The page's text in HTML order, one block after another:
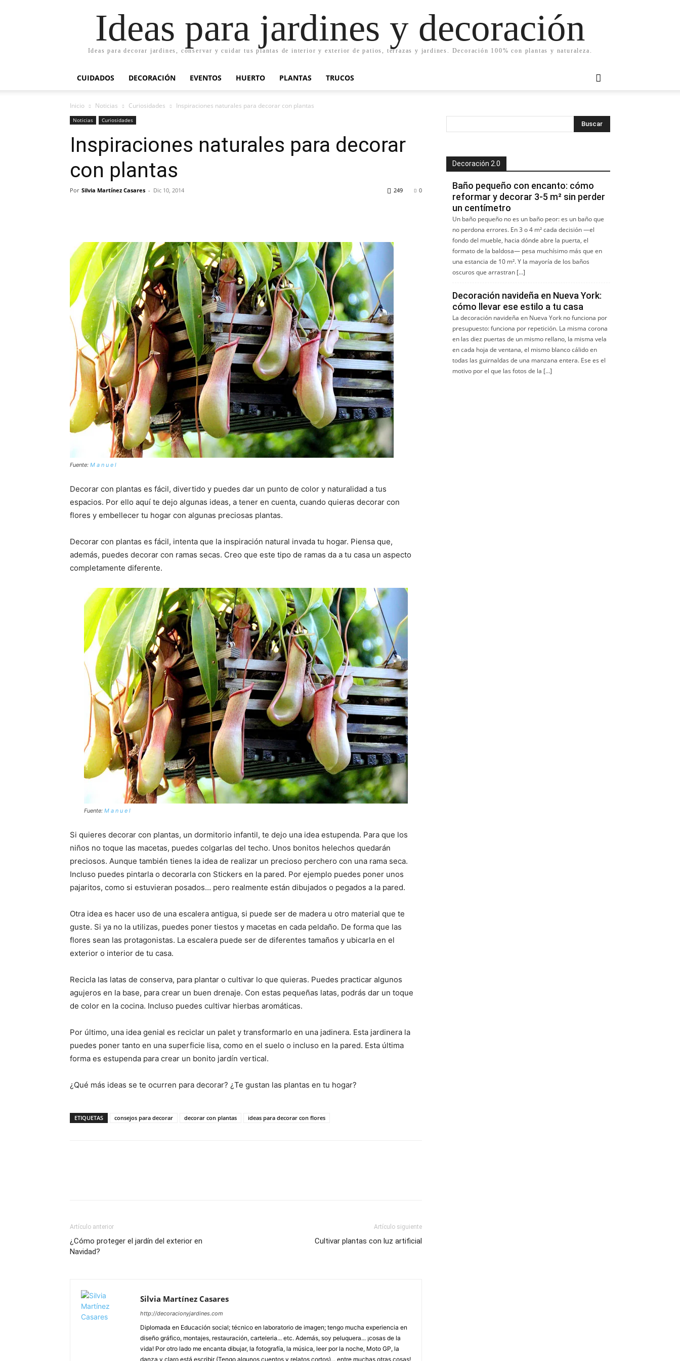
Ideas para jardines y decoración
Ideas para decorar jardines, conservar y cuidar tus plantas de interior y exterior de patios, terrazas y jardines. Decoración 100% con plantas y naturaleza.
CUIDADOS DECORACIÓN EVENTOS HUERTO PLANTAS TRUCOS
Inicio Noticias Curiosidades Inspiraciones naturales para decorar con plantas
Noticias Curiosidades
Inspiraciones naturales para decorar
con plantas
Por Silvia Martínez Casares - Dic 10, 2014 0
249
Fuente: M a n u e l
Decorar con plantas es fácil, divertido y puedes dar un punto de color y naturalidad a tus
espacios. Por ello aquí te dejo algunas ideas, a tener en cuenta, cuando quieras decorar con
flores y embellecer tu hogar con algunas preciosas plantas.
Decorar con plantas es fácil, intenta que la inspiración natural invada tu hogar. Piensa que,
además, puedes decorar con ramas secas. Creo que este tipo de ramas da a tu casa un aspecto
completamente diferente.
Fuente: M a n u e l
Si quieres decorar con plantas, un dormitorio infantil, te dejo una idea estupenda. Para que los
niños no toque las macetas, puedes colgarlas del techo. Unos bonitos helechos quedarán
preciosos. Aunque también tienes la idea de realizar un precioso perchero con una rama seca.
Incluso puedes pintarla o decorarla con Stickers en la pared. Por ejemplo puedes poner unos
pajaritos, como si estuvieran posados… pero realmente están dibujados o pegados a la pared.
Otra idea es hacer uso de una escalera antigua, si puede ser de madera u otro material que te
guste. Si ya no la utilizas, puedes poner tiestos y macetas en cada peldaño. De forma que las
flores sean las protagonistas. La escalera puede ser de diferentes tamaños y ubicarla en el
exterior o interior de tu casa.
Recicla las latas de conserva, para plantar o cultivar lo que quieras. Puedes practicar algunos
agujeros en la base, para crear un buen drenaje. Con estas pequeñas latas, podrás dar un toque
de color en la cocina. Incluso puedes cultivar hierbas aromáticas.
Por último, una idea genial es reciclar un palet y transformarlo en una jadinera. Esta jardinera la
puedes poner tanto en una superficie lisa, como en el suelo o incluso en la pared. Esta última
forma es estupenda para crear un bonito jardín vertical.
¿Qué más ideas se te ocurren para decorar? ¿Te gustan las plantas en tu hogar?
ETIQUETAS consejos para decorar decorar con plantas ideas para decorar con flores
Artículo anterior
¿Cómo proteger el jardín del exterior en
Navidad?
Artículo siguiente
Cultivar plantas con luz artificial
Silvia Martínez Casares
http://decoracionyjardines.com
Diplomada en Educación social; técnico en laboratorio de imagen; tengo mucha experiencia en
diseño gráfico, montajes, restauración, carteleria... etc. Además, soy peluquera... ¡cosas de la
vida! Por otro lado me encanta dibujar, la fotografía, la música, leer por la noche, Moto GP, la
danza y claro está escribir (Tengo algunos cuentos y relatos cortos)... entre muchas otras cosas!
Decoración 2.0
Baño pequeño con encanto: cómo
reformar y decorar 3-5 m² sin perder
un centímetro
Un baño pequeño no es un baño peor: es un baño que
no perdona errores. En 3 o 4 m² cada decisión —el
fondo del mueble, hacia dónde abre la puerta, el
formato de la baldosa— pesa muchísimo más que en
una estancia de 10 m². Y la mayoría de los baños
oscuros que arrastran […]
Decoración navideña en Nueva York:
cómo llevar ese estilo a tu casa
La decoración navideña en Nueva York no funciona por
presupuesto: funciona por repetición. La misma corona
en las diez puertas de un mismo rellano, la misma vela
en cada hoja de ventana, el mismo blanco cálido en
todas las guirnaldas de una manzana entera. Ese es el
motivo por el que las fotos de la […]